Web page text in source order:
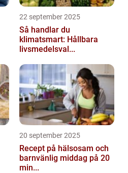
22 september 2025
Så handlar du
klimatsmart: Hållbara
livsmedelsval...
20 september 2025
Recept på hälsosam och
barnvänlig middag på 20
min...